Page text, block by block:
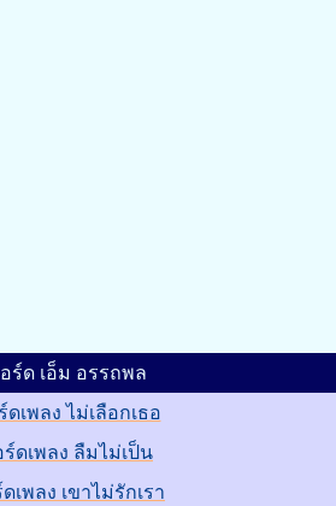
ร์ด เอ็ม อรรถพล
ดเพลง ไม่เลือกเธอ
ดเพลง ลืมไม่เป็น
เพลง เขาไม่รักเรา